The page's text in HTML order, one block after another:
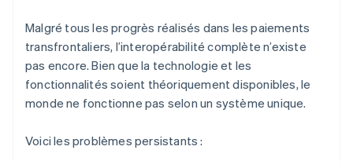
Malgré tous les progrès réalisés dans les paiements
transfrontaliers, l’interopérabilité complète n’existe
pas encore. Bien que la technologie et les
fonctionnalités soient théoriquement disponibles, le
monde ne fonctionne pas selon un système unique.
Voici les problèmes persistants :